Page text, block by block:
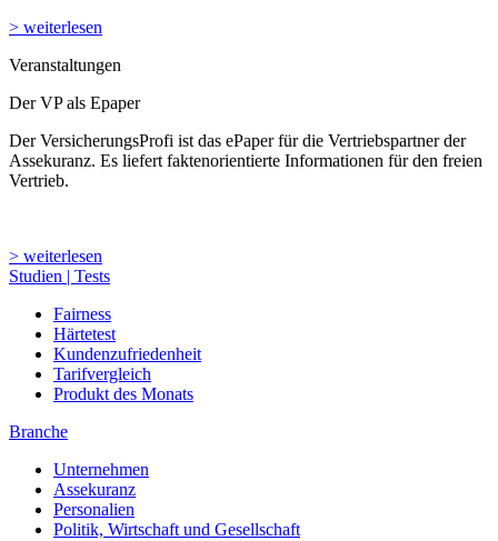
> weiterlesen
Veranstaltungen
Der VP als Epaper
Der VersicherungsProfi ist das ePaper für die Vertriebspartner der
Assekuranz. Es liefert faktenorientierte Informationen für den freien
Vertrieb.
> weiterlesen
Studien | Tests
Fairness
Härtetest
Kundenzufriedenheit
Tarifvergleich
Produkt des Monats
Branche
Unternehmen
Assekuranz
Personalien
Politik, Wirtschaft und Gesellschaft